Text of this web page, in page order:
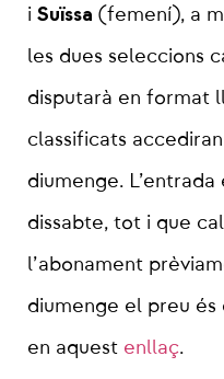
i Suïssa (femení), a
les dues seleccions
disputarà en format
classificats
diumenge.
dissabte, tot i que
l’abonament
diumenge el preu
en aquest enllaç.